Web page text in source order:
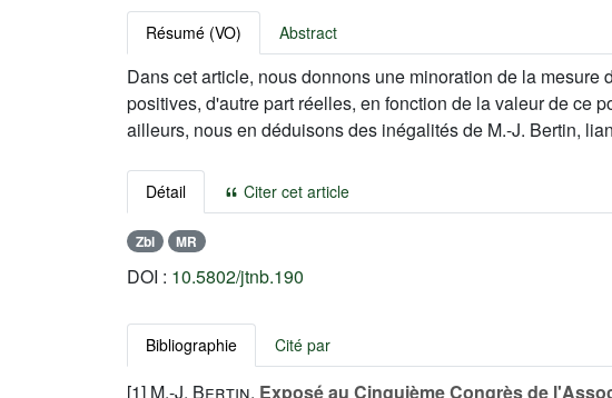
Résumé (VO) Abstract
Dans cet article, nous donnons une minoration de la
positives, d'autre part réelles, en fonction de la valeur de ce
ailleurs, nous en déduisons des inégalités de M.-J. Bertin,
Détail Citer cet article
Zbl MR
DOI : 10.5802/jtnb.190
Bibliographie Cité par
[1] M.-J. Bertin, Exposé au Cinquième Congrès de